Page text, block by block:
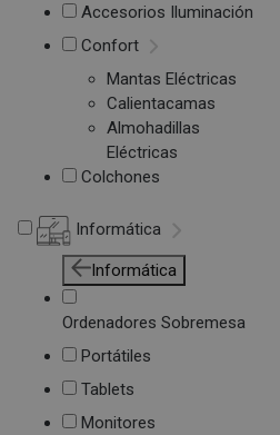
Accesorios Iluminación
Confort
Mantas Eléctricas
Calientacamas
Almohadillas
Eléctricas
Colchones
Informática
Informática
Ordenadores Sobremesa
Portátiles
Tablets
Monitores